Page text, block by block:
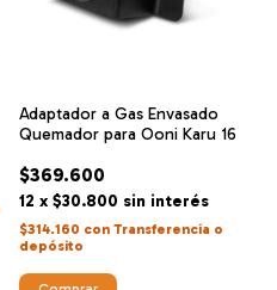
Adaptador a Gas Envasado
Quemador para Ooni Karu 16
$369.600
12 x $30.800 sin interés
$314.160 con Transferencia o
depósito